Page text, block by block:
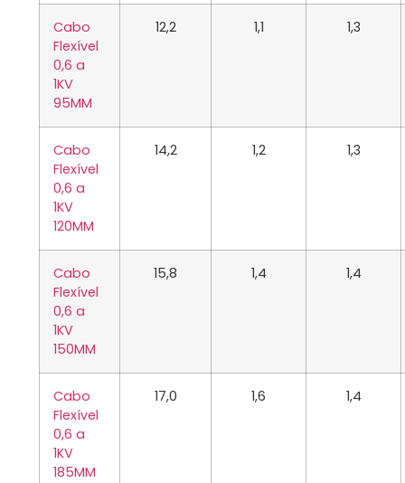
Cabo
Flexível
0,6 a
1KV
95MM
12,2 1,1 1,3
Cabo
Flexível
0,6 a
1KV
120MM
14,2 1,2 1,3
Cabo
Flexível
0,6 a
1KV
150MM
15,8 1,4 1,4
Cabo
Flexível
0,6 a
1KV
185MM
17,0 1,6 1,4